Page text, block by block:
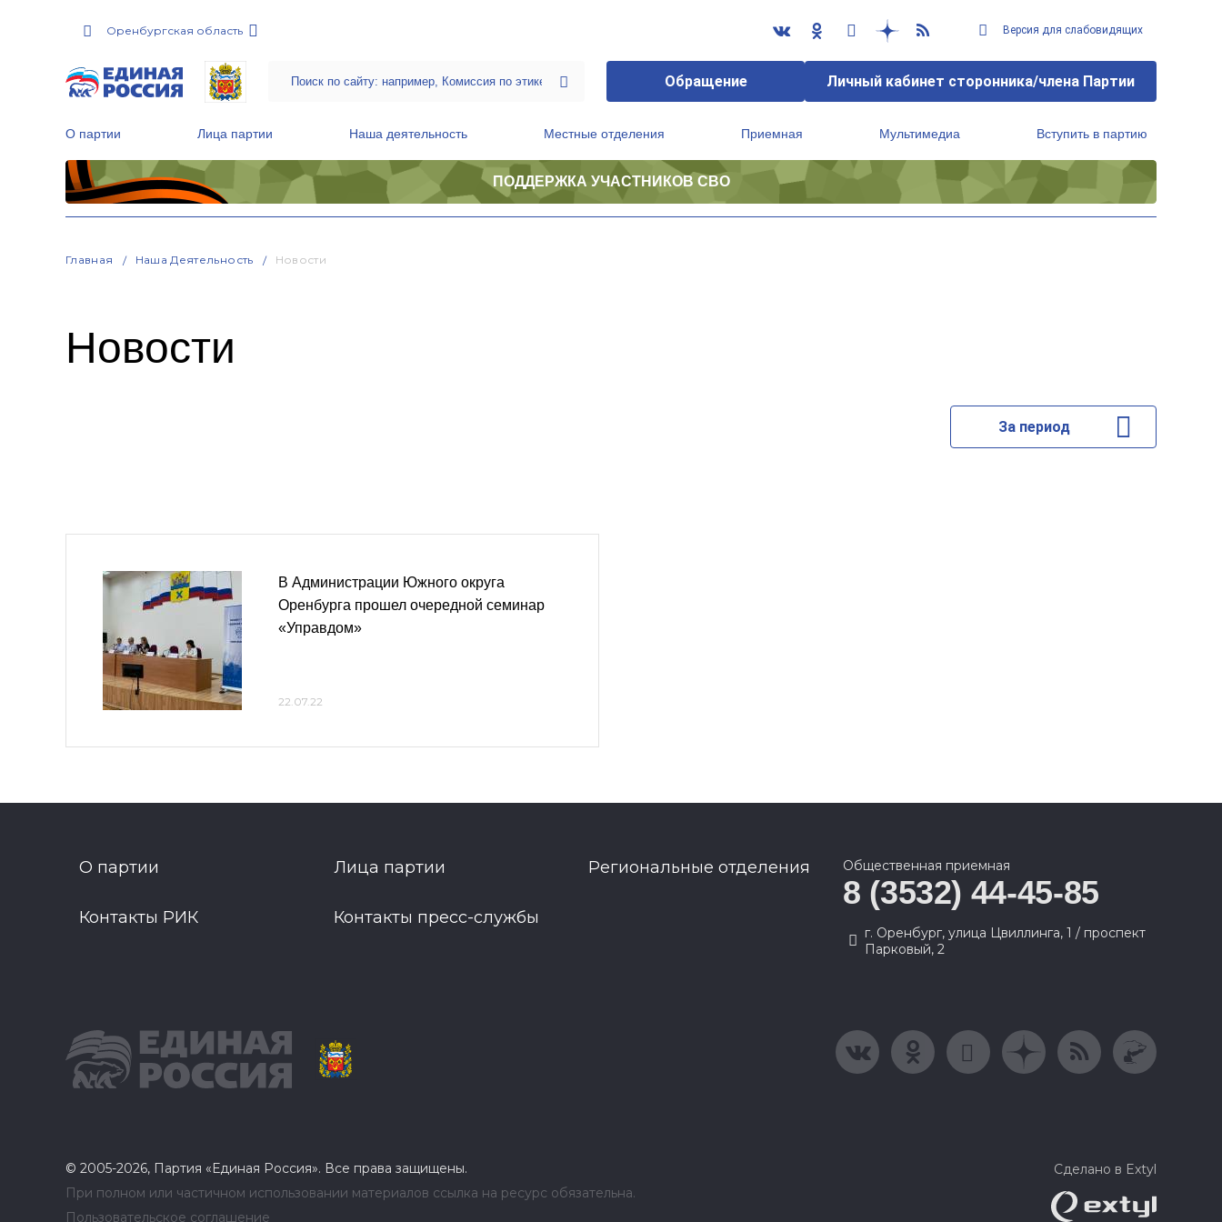
Оренбургская область Версия для слабовидящих
Обращение Личный кабинет сторонника/члена Партии
О партии Лица партии Наша деятельность Местные отделения Приемная Мультимедиа Вступить в партию
ПОДДЕРЖКА УЧАСТНИКОВ СВО
Главная Наша Деятельность Новости
Новости
За период
В Администрации Южного округа
Оренбурга прошел очередной семинар
«Управдом»
22.07.22
О партии Лица партии Региональные отделения
Контакты РИК Контакты пресс-службы
Общественная приемная
8 (3532) 44-45-85
г. Оренбург, улица Цвиллинга, 1 / проспект
Парковый, 2
© 2005-2026, Партия «Единая Россия». Все права защищены.
При полном или частичном использовании материалов ссылка на ресурс обязательна.
Пользовательское соглашение
Сделано в Extyl